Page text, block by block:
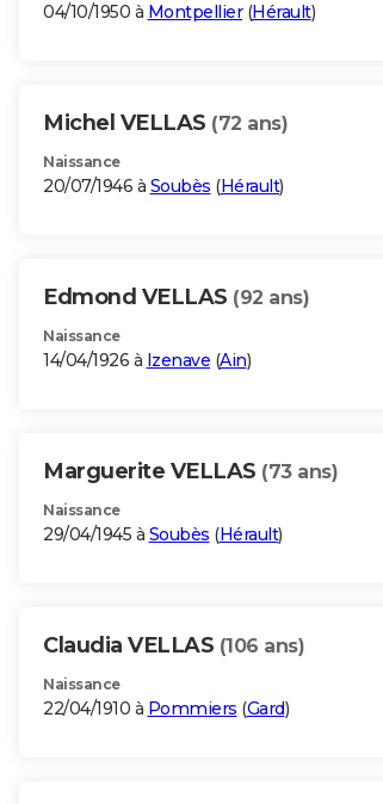
04/10/1950 à Montpellier(Hérault)
Michel VELLAS (72 ans)
Naissance
20/07/1946 à Soubès (Hérault)
Edmond VELLAS (92 ans)
Naissance
14/04/1926 à Izenave (Ain)
Marguerite VELLAS (73 ans)
Naissance
29/04/1945 à Soubès (Hérault)
Claudia VELLAS (106 ans)
Naissance
22/04/1910 à Pommiers (Gard)